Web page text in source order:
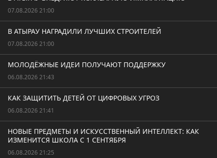
07.08.2026 21:00
В АТЫРАУ НАГРАДИЛИ ЛУЧШИХ СТРОИТЕЛЕЙ
07.08.2026 21:00
МОЛОДЁЖНЫЕ ИДЕИ ПОЛУЧАЮТ ПОДДЕРЖКУ
06.08.2026 21:43
КАК ЗАЩИТИТЬ ДЕТЕЙ ОТ ЦИФРОВЫХ УГРОЗ
06.08.2026 21:41
НОВЫЕ ПРЕДМЕТЫ И ИСКУССТВЕННЫЙ ИНТЕЛЛЕКТ: КАК
ИЗМЕНИТСЯ ШКОЛА С 1 СЕНТЯБРЯ
06.08.2026 21:25